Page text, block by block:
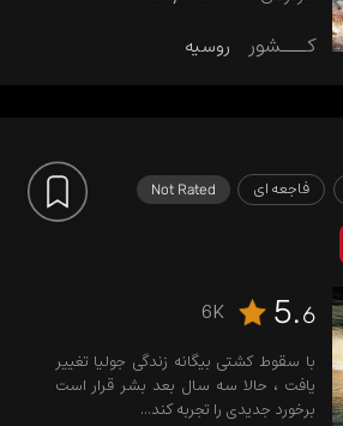
و ..
کـــشور روسیه
فاجعه ای Not Rated
5.6
6K
با سقوط کشتی بیگانه زندگی جولیا تغییر
یافت ، حالا سه سال بعد بشر قرار است
برخورد جدیدی را تجربه کند...